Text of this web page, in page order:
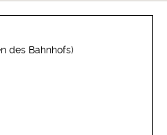
des Bahnhofs)